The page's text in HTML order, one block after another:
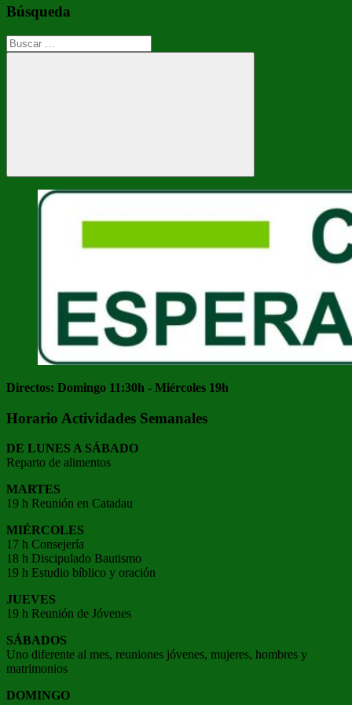
Búsqueda
Buscar:
Buscar
Directos: Domingo 11:30h - Miércoles 19h
Horario Actividades Semanales
DE LUNES A SÁBADO
Reparto de alimentos
MARTES
19 h Reunión en Catadau
MIÉRCOLES
17 h Consejería
18 h Discipulado Bautismo
19 h Estudio bíblico y oración
JUEVES
19 h Reunión de Jóvenes
SÁBADOS
Uno diferente al mes, reuniones jóvenes, mujeres, hombres y
matrimonios
DOMINGO